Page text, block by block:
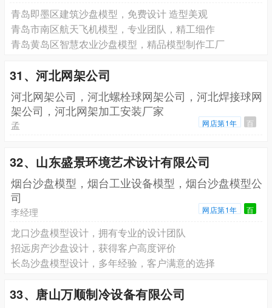
青岛即墨区建筑沙盘模型，免费设计 造型美观
青岛市南区航天飞机模型，专业团队，精工细作
青岛黄岛区智慧农业沙盘模型，精品模型制作工厂
31、河北网架公司
河北网架公司，河北螺栓球网架公司，河北焊接球网
架公司，河北网架加工安装厂家
孟 网店第1年 百
32、山东盛景环境艺术设计有限公司
烟台沙盘模型，烟台工业设备模型，烟台沙盘模型公
司
李经理 网店第1年 百
龙口沙盘模型设计，拥有专业的设计团队
招远房产沙盘设计，获得客户高度评价
长岛沙盘模型设计，多年经验，客户满意的选择
33、唐山万顺制冷设备有限公司